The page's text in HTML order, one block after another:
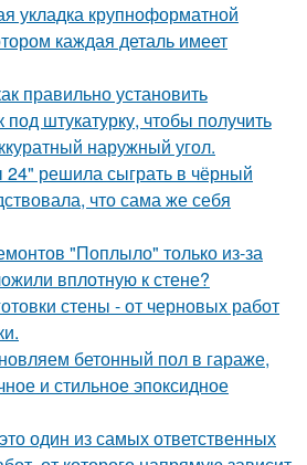
укладка крупноформатной
каждая деталь имеет
правильно установить
под штукатурку, чтобы получить
наружный угол.
24" решила сыграть в чёрный
что сама же себя
"Поплыло" только из-за
вплотную к стене?
стены - от черновых работ
бетонный пол в гараже,
и стильное эпоксидное
один из самых ответственных